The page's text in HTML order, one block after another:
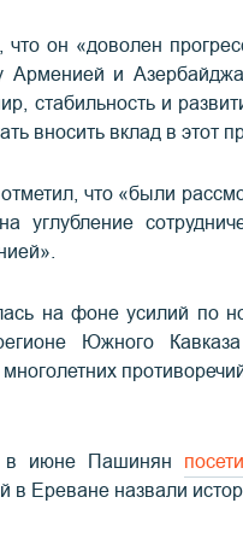
что он «доволен
Арменией и
стабильность и
вносить вклад в этот
что «были
углубление
на фоне усилий по
Южного
в июне Пашинян
в Ереване назвали